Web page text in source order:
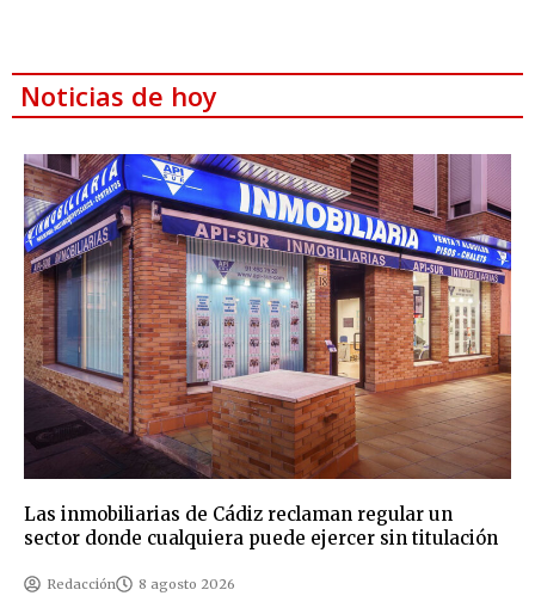
Noticias de hoy
Las inmobiliarias de Cádiz reclaman regular un
sector donde cualquiera puede ejercer sin titulación
Redacción 8 agosto 2026